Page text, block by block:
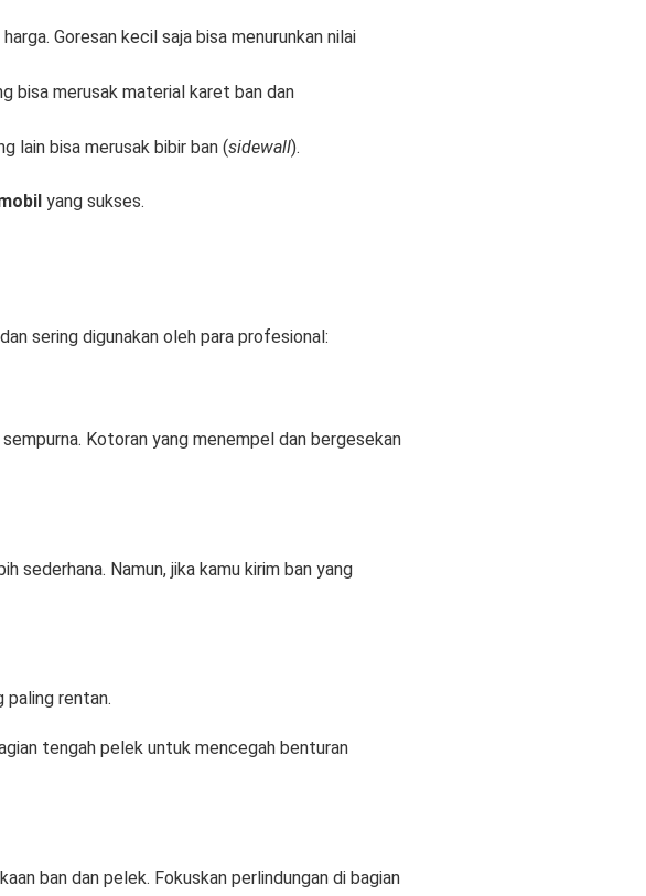
Goresan kecil saja bisa menurunkan nilai
bisa merusak material karet ban dan
lain bisa merusak bibir ban (sidewall).
yang sukses.
sering digunakan oleh para profesional:
Kotoran yang menempel dan bergesekan
sederhana. Namun, jika kamu kirim ban yang
paling rentan.
tengah pelek untuk mencegah benturan
ban dan pelek. Fokuskan perlindungan di bagian